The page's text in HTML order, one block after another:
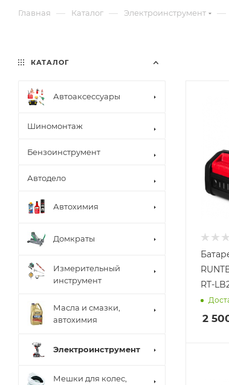
Главная — Каталог — Электроинструмент —
RT-
2
КАТАЛОГ
Автоаксессуары
Шиномонтаж
Бензоинструмент
Автодело
Автохимия
Домкраты
Измерительный
инструмент
Масла и смазки,
автохимия
Электроинструмент
Мешки для колес,